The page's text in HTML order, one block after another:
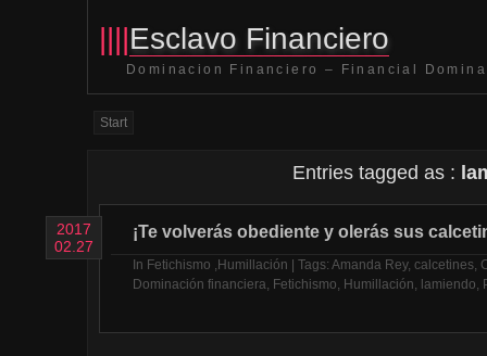
||||Esclavo Financiero
Dominacion Financiero – Financial
Start
Entries tagged as :
2017
02.27
¡Te volverás obediente y olerás sus
In Fetichismo , Humillación | Tags: Amanda Rey, calcetines,
Dominación financiera, Fetichismo, Humillación, lamiendo,